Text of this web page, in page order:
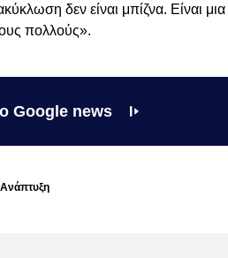
δεν είναι μπίζνα. Είναι μια
πολλούς».
Google news